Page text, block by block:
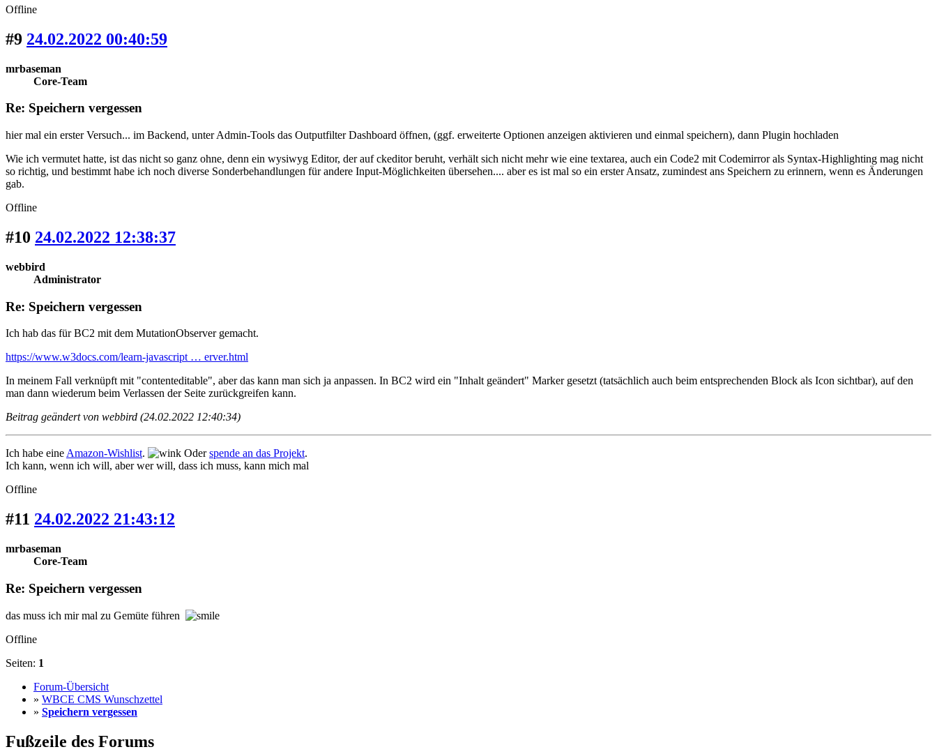
Offline
#9 24.02.2022 00:40:59
mrbaseman
Core-Team
Re: Speichern vergessen
hier mal ein erster Versuch... im Backend, unter Admin-Tools das Outputfilter Dashboard öffnen, (ggf. erweiterte Optionen anzeigen aktivieren und einmal speichern), dann Plugin hochladen
Wie ich vermutet hatte, ist das nicht so ganz ohne, denn ein wysiwyg Editor, der auf ckeditor beruht, verhält sich nicht mehr wie eine textarea, auch ein Code2 mit Codemirror als Syntax-Highlighting mag nicht
so richtig, und bestimmt habe ich noch diverse Sonderbehandlungen für andere Input-Möglichkeiten übersehen.... aber es ist mal so ein erster Ansatz, zumindest ans Speichern zu erinnern, wenn es Änderungen
gab.
Offline
#10 24.02.2022 12:38:37
webbird
Administrator
Re: Speichern vergessen
Ich hab das für BC2 mit dem MutationObserver gemacht.
https://www.w3docs.com/learn-javascript … erver.html
In meinem Fall verknüpft mit "contenteditable", aber das kann man sich ja anpassen. In BC2 wird ein "Inhalt geändert" Marker gesetzt (tatsächlich auch beim entsprechenden Block als Icon sichtbar), auf den
man dann wiederum beim Verlassen der Seite zurückgreifen kann.
Beitrag geändert von webbird (24.02.2022 12:40:34)
Ich habe eine Amazon-Wishlist. Oderspende an das Projekt.
Ich kann, wenn ich will, aber wer will, dass ich muss, kann mich mal
Offline
#11 24.02.2022 21:43:12
mrbaseman
Core-Team
Re: Speichern vergessen
das muss ich mir mal zu Gemüte führen
Offline
Seiten: 1
Forum-Übersicht
» WBCE CMS Wunschzettel
» Speichern vergessen
Fußzeile des Forums